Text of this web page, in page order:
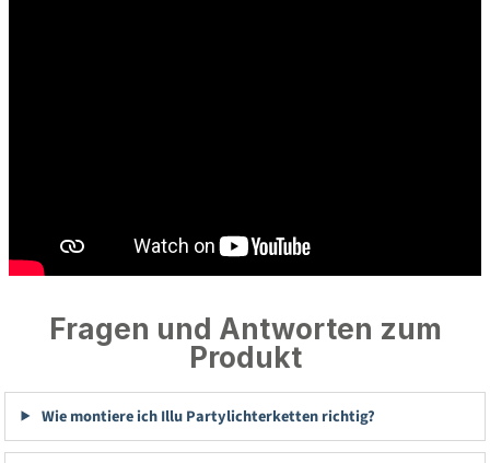
Fragen und Antworten zum
Produkt
Wie montiere ich Illu Partylichterketten richtig?